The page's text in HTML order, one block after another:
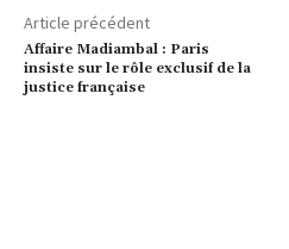
Article précédent
Affaire Madiambal : Paris
insiste sur le rôle exclusif de la
justice française